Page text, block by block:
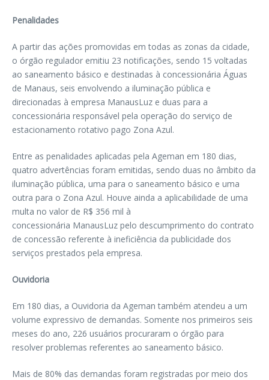
Penalidades
A partir das ações promovidas em todas as zonas da cidade,
o órgão regulador emitiu 23 notificações, sendo 15 voltadas
ao saneamento básico e destinadas à concessionária Águas
de Manaus, seis envolvendo a iluminação pública e
direcionadas à empresa ManausLuz e duas para a
concessionária responsável pela operação do serviço de
estacionamento rotativo pago Zona Azul.
Entre as penalidades aplicadas pela Ageman em 180 dias,
quatro advertências foram emitidas, sendo duas no âmbito da
iluminação pública, uma para o saneamento básico e uma
outra para o Zona Azul. Houve ainda a aplicabilidade de uma
multa no valor de R$ 356 mil à
concessionária ManausLuz pelo descumprimento do contrato
de concessão referente à ineficiência da publicidade dos
serviços prestados pela empresa.
Ouvidoria
Em 180 dias, a Ouvidoria da Ageman também atendeu a um
volume expressivo de demandas. Somente nos primeiros seis
meses do ano, 226 usuários procuraram o órgão para
resolver problemas referentes ao saneamento básico.
Mais de 80% das demandas foram registradas por meio dos